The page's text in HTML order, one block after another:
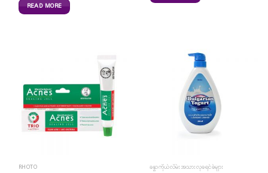
READ MORE
RHOTO ခန္ဓာကိုယ်လိမ်းအသားလှခရင်ခ်များ